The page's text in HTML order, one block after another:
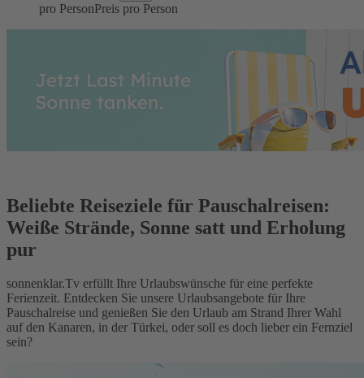
pro PersonPreis pro Person
Beliebte Reiseziele für Pauschalreisen:
Weiße Strände, Sonne satt und Erholung
pur
sonnenklar.Tv erfüllt Ihre Urlaubswünsche für eine perfekte
Ferienzeit. Entdecken Sie unsere Urlaubsangebote für Ihre
Pauschalreise und genießen Sie den Urlaub am Strand Ihrer Wahl
auf den Kanaren, in der Türkei, oder soll es doch lieber ein Fernziel
sein?